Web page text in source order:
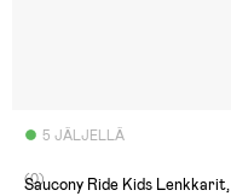
5 JÄLJELLÄ
(0)
Saucony Ride Kids Lenkkarit,